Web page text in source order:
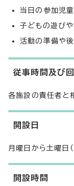
当日の参加児
子どもの遊びや
活動の準備や
従事時間及び
各施設の責任者と
開設日
月曜日から土曜日
開設時間